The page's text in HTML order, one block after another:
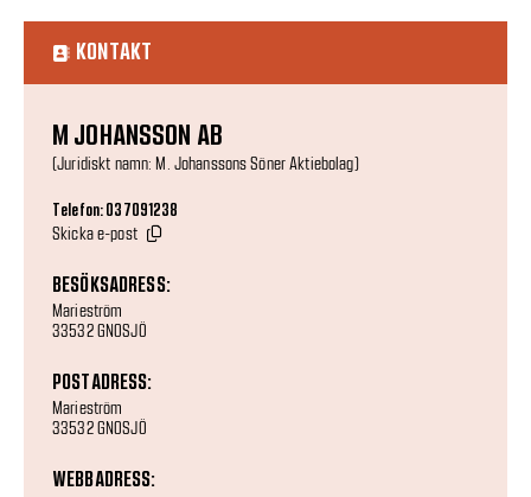
KONTAKT
M JOHANSSON AB
(Juridiskt namn: M. Johanssons Söner Aktiebolag)
Telefon: 037091238
Skicka e-post
BESÖKSADRESS:
Marieström
33532 GNOSJÖ
POSTADRESS:
Marieström
33532 GNOSJÖ
WEBBADRESS: